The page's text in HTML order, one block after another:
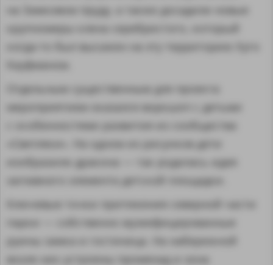
на Замковом пруду, а также досадили новые
крупномеры клена серебристого, который
когда-то был высажен на эту территорию Хуго
Кауфманом.
Отдельным существенным для проекта
мероприятием оказался воркшоп с детьми
с особенностями развития из сообщества
«Светляки». На одном из рисунков дети
изобразили дракона — так родилась идея
заглавного элемента детской площадки.
Ключевые точки притяжения северной части
парки — собственно музеефицированные
руины замка и гостиница. На набережной
возле них устроены променад и зона